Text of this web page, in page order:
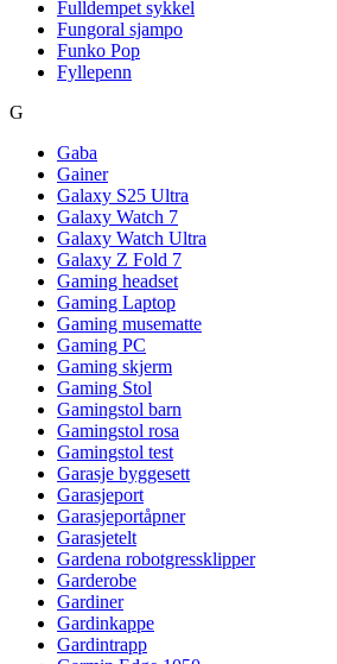
Fulldempet sykkel
Fungoral sjampo
Funko Pop
Fyllepenn
G
Gaba
Gainer
Galaxy S25 Ultra
Galaxy Watch 7
Galaxy Watch Ultra
Galaxy Z Fold 7
Gaming headset
Gaming Laptop
Gaming musematte
Gaming PC
Gaming skjerm
Gaming Stol
Gamingstol barn
Gamingstol rosa
Gamingstol test
Garasje byggesett
Garasjeport
Garasjeportåpner
Garasjetelt
Gardena robotgressklipper
Garderobe
Gardiner
Gardinkappe
Gardintrapp